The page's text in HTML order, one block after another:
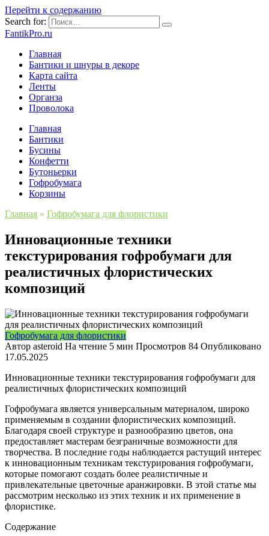
Перейти к содержанию
Search for:
FantikPro.ru
Главная
Бантики и шнуры в декоре
Карта сайта
Ленты
Органза
Проволока
Главная
Бантики
Бусины
Конфетти
Бутоньерки
Гофробумага
Корзины
Главная » Гофробумага для флористики
Инновационные техники
текстурирования гофробумаги для
реалистичных флористических
композиций
Гофробумага для флористики
Автор asteroid На чтение 5 мин Просмотров 84 Опубликовано
17.05.2025
Инновационные техники текстурирования гофробумаги для
реалистичных флористических композиций
Гофробумага является универсальным материалом, широко
применяемым в создании флористических композиций.
Благодаря своей структуре и разнообразию цветов, она
предоставляет мастерам безграничные возможности для
творчества. В последние годы наблюдается растущий интерес
к инновационным техникам текстурирования гофробумаги,
которые помогают создать более реалистичные и
привлекательные цветочные аранжировки. В этой статье мы
рассмотрим несколько из этих техник и их применение в
флористике.
Содержание